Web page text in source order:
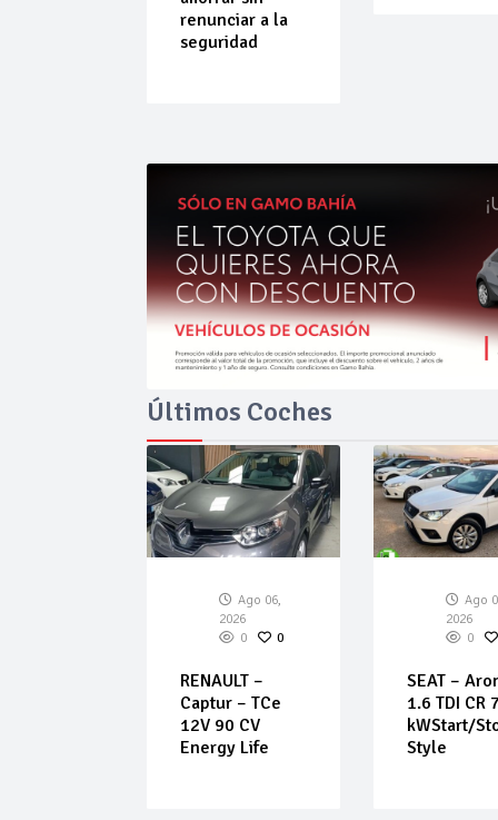
renunciar a la
seguridad
Últimos Coches
Ago 06,
2026
0
0
RENAULT –
Captur – TCe
12V 90 CV
Energy Life
Ago
2026
0
SEAT –
1.6 TDI CR
kWStart/
Style